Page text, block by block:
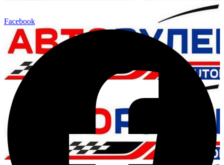
Facebook